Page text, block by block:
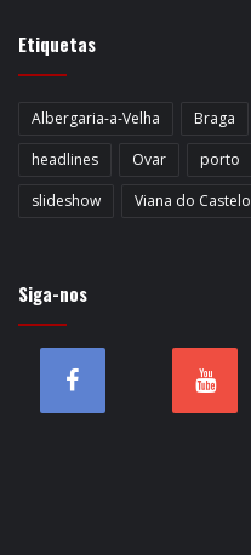
Etiquetas
Albergaria-a-Velha Braga
headlines
Ovar porto
slideshow
Viana do Castelo
Siga-nos